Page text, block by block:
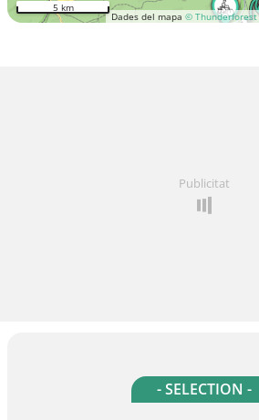
Dades del mapa © Thunderforest
5 km
Publicitat
- SELECTION -